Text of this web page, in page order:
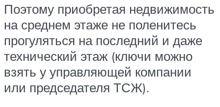
Поэтому приобретая недвижимость
на среднем этаже не поленитесь
прогуляться на последний и даже
технический этаж (ключи можно
взять у управляющей компании
или председателя ТСЖ).